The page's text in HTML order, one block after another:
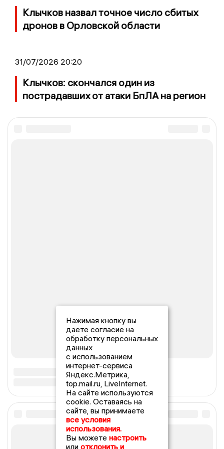
Клычков назвал точное число сбитых
дронов в Орловской области
31/07/2026 20:20
Клычков: скончался один из
пострадавших от атаки БпЛА на регион
Нажимая кнопку вы
даете согласие на
обработку персональных
данных
с использованием
интернет-сервиса
Яндекс.Метрика,
top.mail.ru, LiveInternet.
На сайте используются
cookie. Оставаясь на
сайте, вы принимаете
все условия
использования.
Вы можете настроить
или отклонить и